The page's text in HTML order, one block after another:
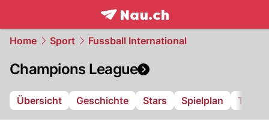
frontpage.NAU.ch
Home Sport Fussball International
Champions League
Übersicht Geschichte Stars Spielplan